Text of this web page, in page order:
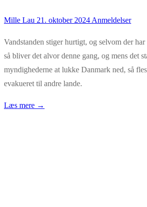
Mille Lau 21. oktober 2024 Anmeldelser
Vandstanden stiger hurtigt, og selvom der
så bliver det alvor denne gang, og mens det
myndighederne at lukke Danmark ned, så
evakueret til andre lande.
Læs mere →